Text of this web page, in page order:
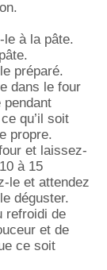
à la pâte.
préparé.
dans le four
pendant
qu’il soit
propre.
et laissez-
à 15
le et attendez
déguster.
refroidi de
et de
ce soit